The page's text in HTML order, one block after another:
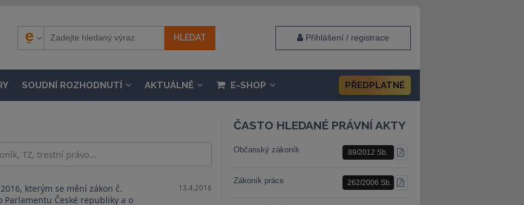
Přihlášení / registrace
SOUDNÍ ROZHODNUTÍ AKTUÁLNĚ E-SHOP PŘEDPLATNÉ
kterým se mění zákon č.
Parlamentu České republiky a o
13.4.2016
ČASTO HLEDANÉ PRÁVNÍ AKTY
Občanský zákoník 89/2012 Sb.
STÁHNOUT
Zákoník práce 262/2006 Sb.
STÁHNOUT